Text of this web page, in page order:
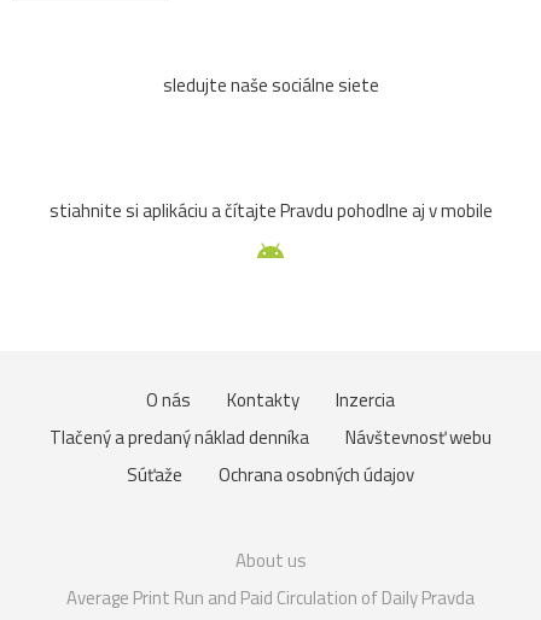
sledujte naše sociálne siete
stiahnite si aplikáciu a čítajte Pravdu pohodlne aj v mobile
O nás Kontakty
Inzercia
Tlačený a predaný náklad denníka
Návštevnosť webu
Súťaže
Ochrana osobných údajov
About us
Average Print Run and Paid Circulation of Daily Pravda